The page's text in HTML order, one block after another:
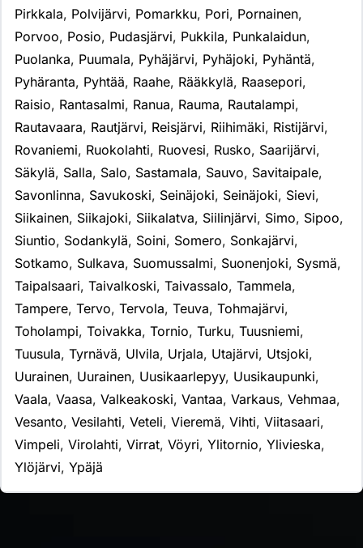
Pirkkala, Polvijärvi, Pomarkku, Pori, Pornainen,
Porvoo, Posio, Pudasjärvi, Pukkila, Punkalaidun,
Puolanka, Puumala, Pyhäjärvi, Pyhäjoki, Pyhäntä,
Pyhäranta, Pyhtää, Raahe, Rääkkylä, Raasepori,
Raisio, Rantasalmi, Ranua, Rauma, Rautalampi,
Rautavaara, Rautjärvi, Reisjärvi, Riihimäki, Ristijärvi,
Rovaniemi, Ruokolahti, Ruovesi, Rusko, Saarijärvi,
Säkylä, Salla, Salo, Sastamala, Sauvo, Savitaipale,
Savonlinna, Savukoski, Seinäjoki, Seinäjoki, Sievi,
Siikainen, Siikajoki, Siikalatva, Siilinjärvi, Simo, Sipoo,
Siuntio, Sodankylä, Soini, Somero, Sonkajärvi,
Sotkamo, Sulkava, Suomussalmi, Suonenjoki, Sysmä,
Taipalsaari, Taivalkoski, Taivassalo, Tammela,
Tampere, Tervo, Tervola, Teuva, Tohmajärvi,
Toholampi, Toivakka, Tornio, Turku, Tuusniemi,
Tuusula, Tyrnävä, Ulvila, Urjala, Utajärvi, Utsjoki,
Uurainen, Uurainen, Uusikaarlepyy, Uusikaupunki,
Vaala, Vaasa, Valkeakoski, Vantaa, Varkaus, Vehmaa,
Vesanto, Vesilahti, Veteli, Vieremä, Vihti, Viitasaari,
Vimpeli, Virolahti, Virrat, Vöyri, Ylitornio, Ylivieska,
Ylöjärvi, Ypäjä